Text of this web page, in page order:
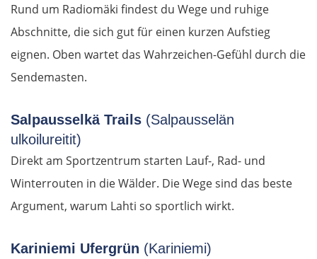
Rund um Radiomäki findest du Wege und ruhige
Abschnitte, die sich gut für einen kurzen Aufstieg
eignen. Oben wartet das Wahrzeichen-Gefühl durch die
Sendemasten.
Salpausselkä Trails (Salpausselän
ulkoilureitit)
Direkt am Sportzentrum starten Lauf-, Rad- und
Winterrouten in die Wälder. Die Wege sind das beste
Argument, warum Lahti so sportlich wirkt.
Kariniemi Ufergrün (Kariniemi)
Carcassonne
Andorra la Vella
Spanien Süd
Solsona
Manresa